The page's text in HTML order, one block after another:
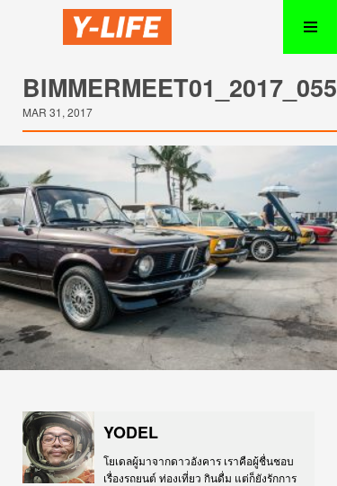
BIMMERMEET01_2017_055
MAR 31, 2017
YODEL
โยเดลผู้มาจากดาวอังคาร เราคือผู้ชื่นชอบ
เรื่องรถยนต์ ท่องเที่ยว กินดื่ม แต่ก็ยังรักการ